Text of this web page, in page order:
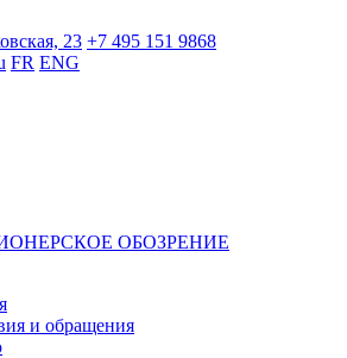
23 +7 495 151 9868
FR ENG
ОБОЗРЕНИЕ
и обращения